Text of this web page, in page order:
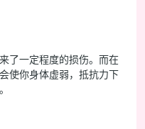
了一定程度的损伤。而在
使你身体虚弱，抵抗力下